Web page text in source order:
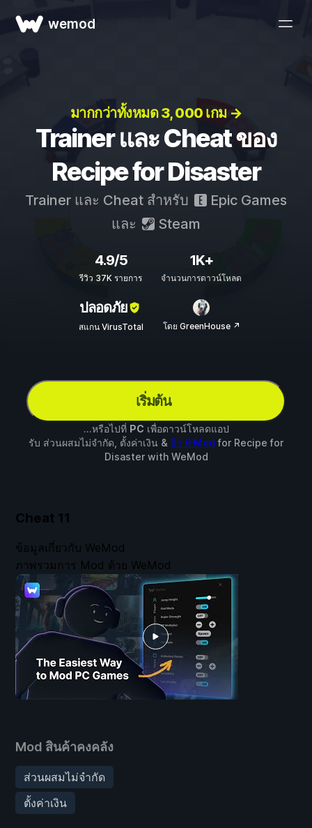
wemod
มากกว่าทั้งหมด 3, 000 เกม →
Trainer และ Cheat ของ
Recipe for Disaster
Trainer และ Cheat สำหรับ
Epic Games
และ
Steam
4.9/5
รีวิว 37K รายการ
1K+
จำนวนการดาวน์โหลด
ปลอดภัย
สแกน VirusTotal โดย GreenHouse ↗
เริ่มต้น
...หรือไปที่ PC เพื่อดาวน์โหลดแอป
รับ ส่วนผสมไม่จำกัด, ตั้งค่าเงิน & อีก 9 Mod for Recipe for
Disasterwith WeMod
Cheat 11
Mod สินค้าคงคลัง
ส่วนผสมไม่จำกัด
ตั้งค่าเงิน
ข้อมูลเกี่ยวกับ WeMod
ภาพรวมการ Mod ด้วย WeMod